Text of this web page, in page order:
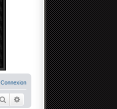
Connexion
RechercherRecherche avancée